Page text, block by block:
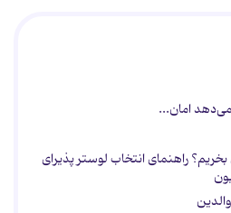
امان...
راهنمای انتخاب لوستر پذیرای